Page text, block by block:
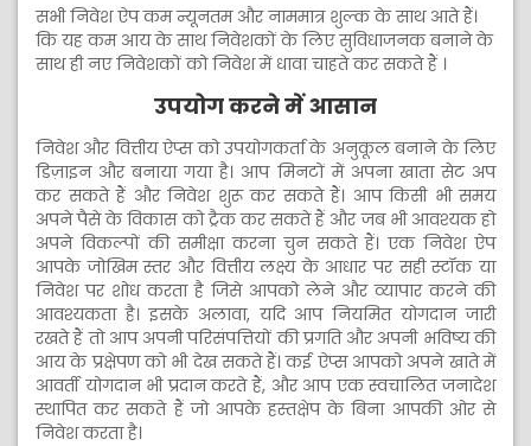
सभी निवेश ऐप कम न्यूनतम और नाममात्र शुल्क के साथ आते हैं।
कि यह कम आय के साथ निवेशकों के लिए सुविधाजनक बनाने के
साथ ही नए निवेशकों को निवेश में धावा चाहते कर सकते हैं ।
उपयोग करने में आसान
निवेश और वित्तीय ऐप्स को उपयोगकर्ता के अनुकूल बनाने के लिए
डिज़ाइन और बनाया गया है। आप मिनटों में अपना खाता सेट अप
कर सकते हैं और निवेश शुरू कर सकते हैं। आप किसी भी समय
अपने पैसे के विकास को ट्रैक कर सकते हैं और जब भी आवश्यक हो
अपने विकल्पों की समीक्षा करना चुन सकते हैं। एक निवेश ऐप
आपके जोखिम स्तर और वित्तीय लक्ष्य के आधार पर सही स्टॉक या
निवेश पर शोध करता है जिसे आपको लेने और व्यापार करने की
आवश्यकता है। इसके अलावा, यदि आप नियमित योगदान जारी
रखते हैं तो आप अपनी परिसंपत्तियों की प्रगति और अपनी भविष्य की
आय के प्रक्षेपण को भी देख सकते हैं। कई ऐप्स आपको अपने खाते में
आवर्ती योगदान भी प्रदान करते हैं, और आप एक स्वचालित जनादेश
स्थापित कर सकते हैं जो आपके हस्तक्षेप के बिना आपकी ओर से
निवेश करता है।